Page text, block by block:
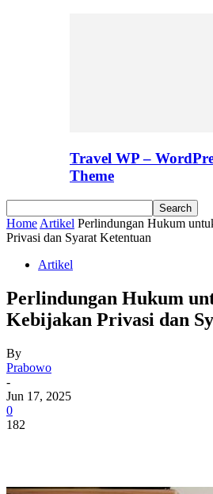
Travel WP –
Theme
Home Artikel Perlindungan Hukum
Privasi dan Syarat Ketentuan
Artikel
Perlindungan Hukum
Kebijakan Privasi dan
By
Prabowo
-
Jun 17, 2025
0
182